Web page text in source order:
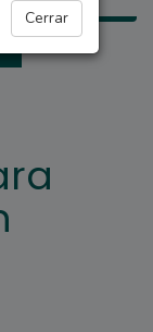
Cerrar